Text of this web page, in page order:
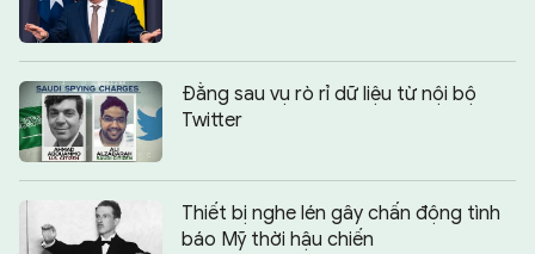
Đằng sau vụ rò rỉ dữ liệu từ nội bộ
Twitter
Thiết bị nghe lén gây chấn động tình
báo Mỹ thời hậu chiến